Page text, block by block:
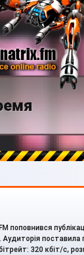
поповнився
поставила
320 кбіт/с,